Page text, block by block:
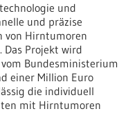
und
und präzise
von Hirntumoren
Das Projekt wird
Bundesministerium
einer Million Euro
die individuell
mit Hirntumoren